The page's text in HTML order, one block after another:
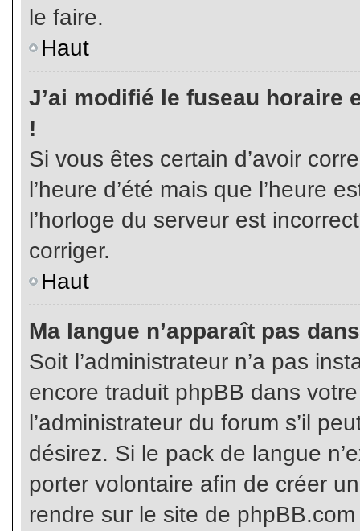
le faire.
Haut
J’ai modifié le fuseau horaire
!
Si vous êtes certain d’avoir
l’heure d’été mais que l’heure
l’horloge du serveur est
corriger.
Haut
Ma langue n’apparaît pas
Soit l’administrateur n’a pas
encore traduit phpBB dans
l’administrateur du forum s’il
désirez. Si le pack de langue
porter volontaire afin de créer
rendre sur le site de